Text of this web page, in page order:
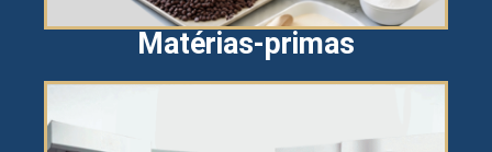
Matérias-primas